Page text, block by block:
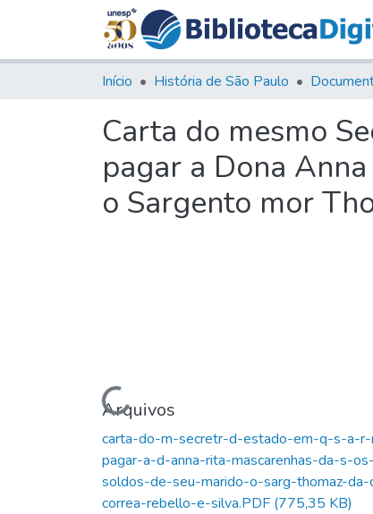
Início História de São Paulo
Carta do mesmo
pagar a Dona
o Sargento mor
Carregando...
Arquivos
carta-do-m-secretr-d-estado-em-q-s-a-
pagar-a-d-anna-rita-mascarenhas-da-s-os-
soldos-de-seu-marido-o-sarg-thomaz-da-
correa-rebello-e-silva.PDF (775,35 KB)